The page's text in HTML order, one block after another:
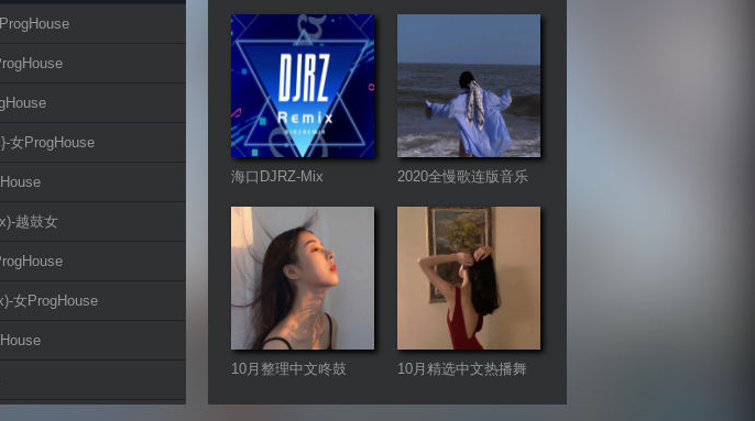
女ProgHouse
越鼓女
女ProgHouse
大全
属
海口DJRZ-Mix
2020全慢歌连版音乐
串烧第一季
10月整理中文咚鼓
10月精选中文热播舞